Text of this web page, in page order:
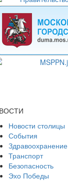
Новости столицы
События
Здравоохранение
Транспорт
Безопасность
Эхо Победы